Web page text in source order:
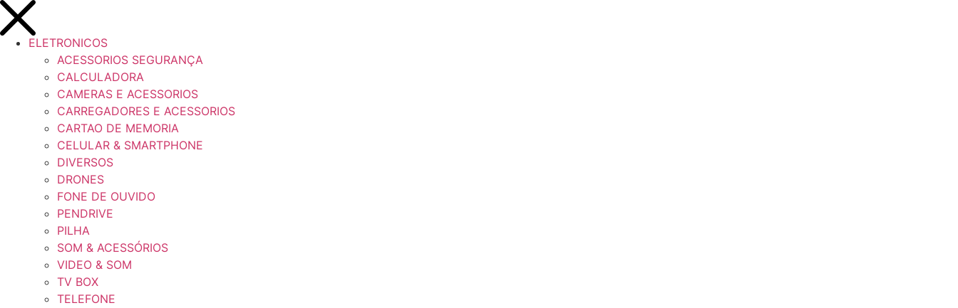
ELETRONICOS
ACESSORIOS SEGURANÇA
CALCULADORA
CAMERAS E ACESSORIOS
CARREGADORES E ACESSORIOS
CARTAO DE MEMORIA
CELULAR & SMARTPHONE
DIVERSOS
DRONES
FONE DE OUVIDO
PENDRIVE
PILHA
SOM & ACESSÓRIOS
VIDEO & SOM
TV BOX
TELEFONE